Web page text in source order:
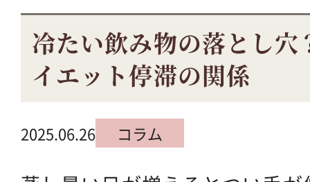
冷たい飲み物の落とし穴
イエット停滞の関係
2025.06.26 コラム